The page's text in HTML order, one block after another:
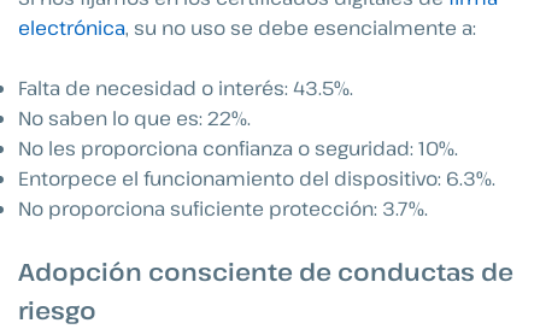
electrónica, su no uso se debe esencialmente a:
Falta de necesidad o interés: 43.5%.
No saben lo que es: 22%.
No les proporciona confianza o seguridad: 10%.
Entorpece el funcionamiento del dispositivo: 6.3%.
No proporciona suficiente protección: 3.7%.
Adopción consciente de conductas de
riesgo